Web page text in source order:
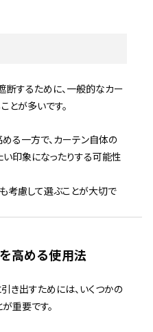
断するために、一般的なカー
とが多いです。
る一方で、カーテン自体の
い印象になったりする可能性
考慮して選ぶことが大切で
高める使用法
き出すためには、いくつかの
重要です。